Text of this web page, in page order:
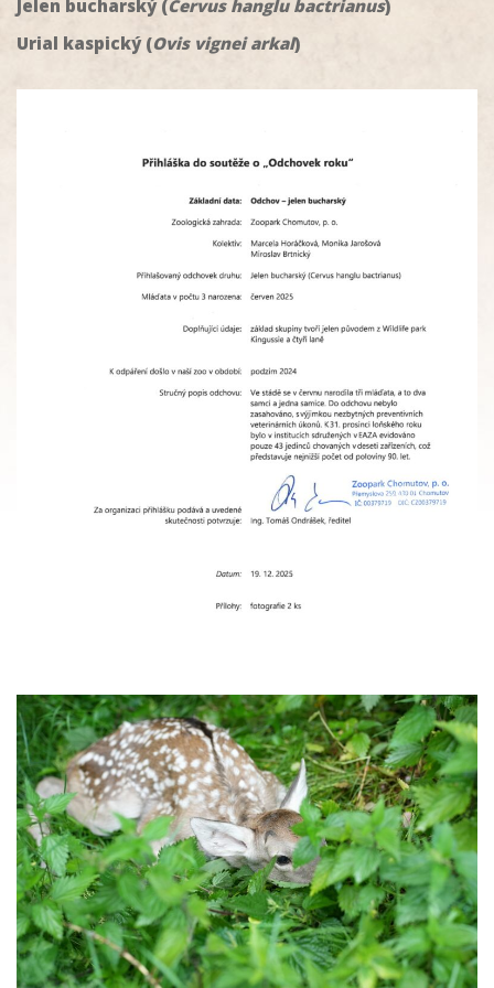
Jelen bucharský (Cervus hanglu bactrianus)
Urial kaspický (Ovis vignei arkal)